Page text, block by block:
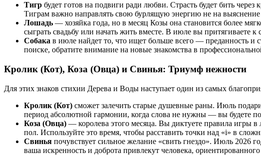
Тигр будет готов на подвиги ради любви. Страсть будет бить
Тиграм важно направлять свою бурлящую энергию не на
Лошадь — хозяйка года, но в месяц Козы она становится более
сыграть свадьбу или начать жить вместе. В июле вы притягиваете
Собака в июле найдет то, что ищет больше всего — преданность
поиске, обратите внимание на новые знакомства в
Кролик (Кот), Коза (Овца) и Свинья: Триумф нежности
Для этих знаков стихии Дерева и Воды наступает один из самых
Кролик (Кот) сможет залечить старые душевные раны. Июль
период абсолютной гармонии, когда слова не нужны — вы будете
Коза (Овца) — королева этого месяца. Вы диктуете правила игры
пол. Используйте это время, чтобы расставить точки над «i» в
Свинья почувствует сильное желание «свить гнездо». Июль 2026
ваша искренность и доброта привлекут человека,